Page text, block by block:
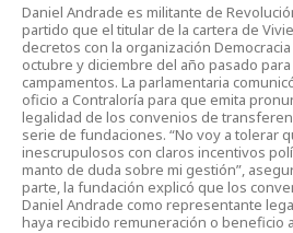
Daniel Andrade es militante de
partido que el titular de la cartera de
decretos con la organización
octubre y diciembre del año pasado
campamentos. La parlamentaria
oficio a Contraloría para que emita
legalidad de los convenios de
serie de fundaciones. “No voy a tolerar
inescrupulosos con claros incentivos
manto de duda sobre mi gestión”,
parte, la fundación explicó que los
Daniel Andrade como representante
haya recibido remuneración o beneficio